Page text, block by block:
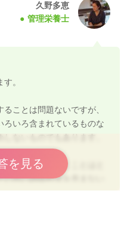
久野多恵
管理栄養士
。
ことは問題ないですが、
ろいろ含まれているものな
ないものでもあります。
に活用していくことはと
他の調味料等を含まない
た出汁を使用すると良いと
しかけるだけで簡単に即
ようなものを使用してい
を見る